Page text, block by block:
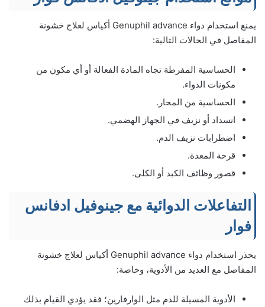
يمنع استخدام دواء Genuphil advance أكياس لعلاج خشونة
المفاصل في الحالات التالية:
الحساسية المفرطة تجاه المادة الفعالة أو أي مكون من
مكونات الدواء.
الحساسية من المحار.
انسداد أو نزيف في الجهاز الهضمي.
اضطرابات نزيف الدم.
قرحة المعدة.
قصور وظائف الكبد أو الكلى.
التفاعلات الدوائية مع جينوفيل ادفانس
فوار
يحذر استخدام دواء Genuphil advance أكياس لعلاج خشونة
المفاصل مع العديد من الأدوية، وخاصة:
الأدوية المسيلة للدم مثل الوارفارين؛ فقد يؤدي القيام بذلك